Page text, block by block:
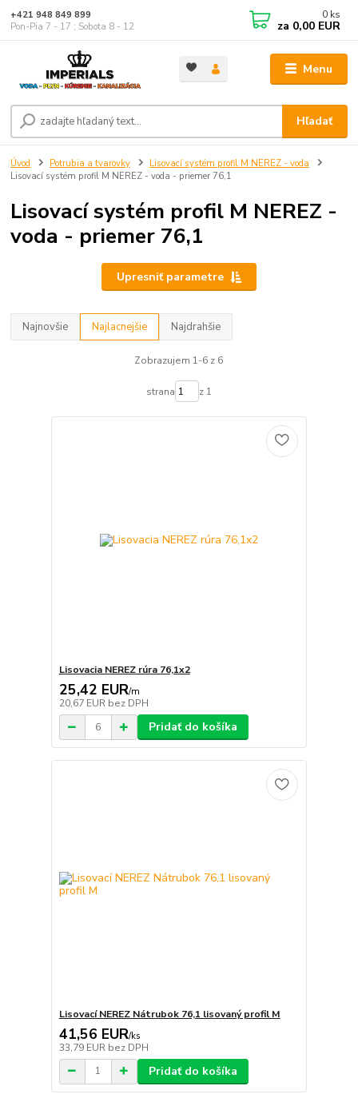
Menu
Hľadať
+421 948 849 899
Pon-Pia 7 - 17 ; Sobota 8 - 12
0 ks
za 0,00 EUR
Úvod Potrubia a tvarovky
Lisovací systém profil M NEREZ - voda
Lisovací systém profil M NEREZ - voda - priemer 76,1
Lisovací systém profil M NEREZ -
voda - priemer 76,1
Upresniť parametre
Najnovšie Najlacnejšie Najdrahšie
Zobrazujem 1-6 z 6
strana z 1
Lisovacia NEREZ rúra 76,1x2
25,42 EUR/m
20,67 EUR bez DPH
Pridať do košíka
Lisovací NEREZ Nátrubok 76,1 lisovaný profil M
41,56 EUR/ks
33,79 EUR bez DPH
Pridať do košíka